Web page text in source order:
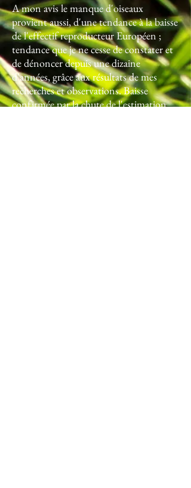
A mon avis le manque d'oiseaux
provient aussi, d'une tendance à la baisse
de l'effectif reproducteur Européen ;
tendance que je ne cesse de constater et
de dénoncer depuis une dizaine
d'années, grâce aux résultats de mes
recherches et observations. Baisse
confirmée par la chute de l'estimation